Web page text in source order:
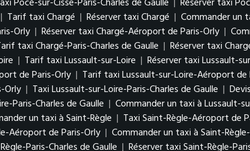
| Tarif taxi Chargé | Réserver taxi Chargé | Commander un
Orly | Réserver taxi Chargé-Aéroport de Paris-Orly |
taxi Chargé-Paris-Charles de Gaulle | Réserver taxi
| Tarif taxi Lussault-sur-Loire | Réserver taxi Lussault-
de Paris-Orly | Tarif taxi Lussault-sur-Loire-Aéroport de
Orly | Taxi Lussault-sur-Loire-Paris-Charles de Gaulle |
Paris-Charles de Gaulle | Commander un taxi à Lussault-
un taxi à Saint-Règle | Taxi Saint-Règle-Aéroport de
Aéroport de Paris-Orly | Commander un taxi à Saint-
Paris-Charles de Gaulle | Réserver taxi Saint-Règle-